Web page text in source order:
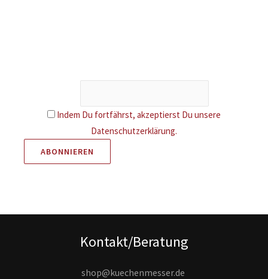
Indem Du fortfährst, akzeptierst Du unsere
Datenschutzerklärung.
Kontakt/Beratung
shop@kuechenmesser.de